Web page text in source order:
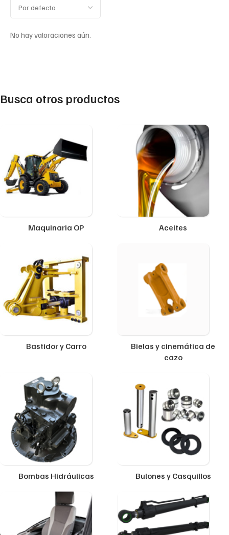
No hay valoraciones aún.
Busca otros productos
Maquinaria OP Aceites
Bastidor y Carro
Bielas y cinemática de
cazo
Bombas Hidráulicas Bulones y Casquillos